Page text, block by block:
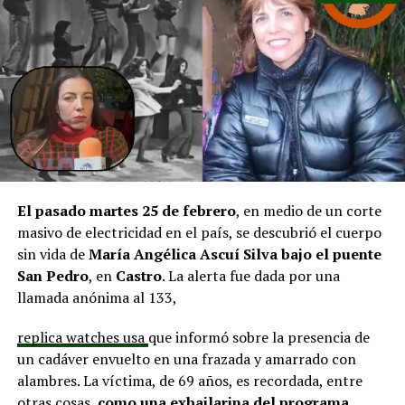
en línea con una disminución de los montos disponibles,
agregando que en su comuna tienen iniciativas
aprobadas que aún esperan financiamiento, como la
infraestructura del Club Deportivo Bernardo O’Higgins
y el cierre perimetral del Club Deportivo Aucar, obras
fundamentales para el desarrollo comunitario.
El alcalde de Quemchi, Javier Ugarte, expresó una
situación similar, señalando que en su comuna tienen
proyectos elegibles tanto en PMU como en PMB, pero
que hasta la fecha no han recibido respuesta clara sobre
si se entregarán los recursos.“Preocupa esta situación,
estos son proyectos que vienen trabajándose desde
hace tiempo y que hoy están en riesgo por la falta de
En la comuna deCuraco de Vélez, la alcaldesa Javiera
Yáñezindicó que históricamente la Subdere ha apoyado
a los municipios en diversos proyectos y que confía en
El pasado martes 25 de febrero, en medio de un corte
masivo de electricidad en el país, se descubrió el cuerpo
sin vida deMaría Angélica Ascuí Silvabajo el puente
San Pedro, en Castro. La alerta fue dada por una
llamada anónima al 133,
replica watches usa que informó sobre la presencia de
un cadáver envuelto en una frazada y amarrado con
alambres. La víctima, de 69 años, es recordada, entre